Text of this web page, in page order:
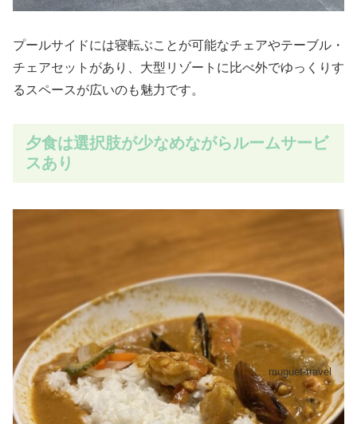
プールサイドには寝転ぶことが可能なチェアやテーブル・
チェアセットがあり、大型リゾートに比べ外でゆっくりす
るスペースが広いのも魅力です。
夕食は選択肢が少なめながらルームサービ
スあり
muguet-travel